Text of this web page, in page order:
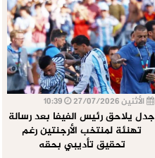
الأثنين 27/07/2026
جدل يلاحق رئيس الفيفا بعد رسالة
تهنئة لمنتخب الأرجنتين رغم
تحقيق تأديبي بحقه